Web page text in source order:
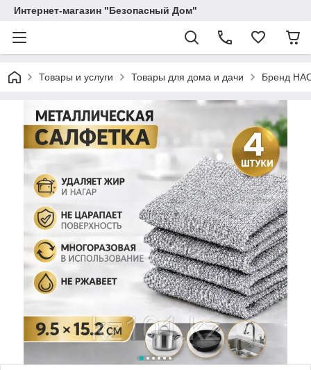
Интернет-магазин "Безопасный Дом"
Товары и услуги Товары для дома и дачи Бренд